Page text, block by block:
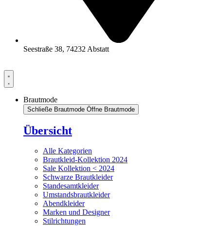
Seestraße 38, 74232 Abstatt
Brautmode
Schließe Brautmode Öffne Brautmode
Übersicht
Alle Kategorien
Brautkleid-Kollektion 2024
Sale Kollektion < 2024
Schwarze Brautkleider
Standesamtkleider
Umstandsbrautkleider
Abendkleider
Marken und Designer
Stilrichtungen